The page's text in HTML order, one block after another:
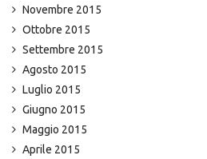
Novembre 2015
Ottobre 2015
Settembre 2015
Agosto 2015
Luglio 2015
Giugno 2015
Maggio 2015
Aprile 2015